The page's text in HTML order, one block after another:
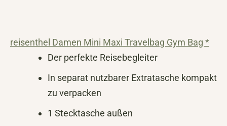
reisenthel Damen Mini Maxi Travelbag Gym Bag *
Der perfekte Reisebegleiter
In separat nutzbarer Extratasche kompakt
zu verpacken
1 Stecktasche außen